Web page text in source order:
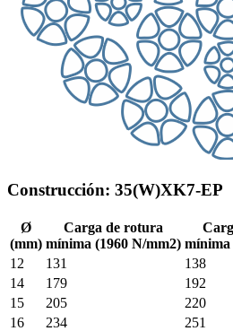
Construcción: 35(W)XK7-EP
Ø
(mm)
Carga de rotura
mínima (1960 N/mm2) mínima
12
131 138
14
179 192
15
205 220
16
234 251